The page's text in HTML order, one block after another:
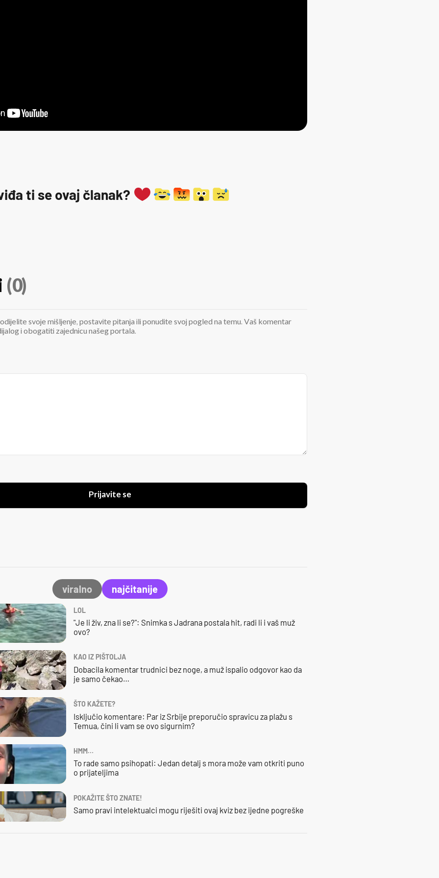
ti se ovaj članak?
(0)
svoje mišljenje, postavite pitanja ili ponudite svoj pogled na temu. Vaš komentar
i obogatiti zajednicu našeg portala.
Prijavite se
viralno najčitanije
LOL
"Je li živ, zna li se?": Snimka s Jadrana postala hit, radi li i vaš muž
ovo?
KAO IZ PIŠTOLJA
Dobacila komentar trudnici bez noge, a muž ispalio odgovor kao da
je samo čekao…
ŠTO KAŽETE?
Isključio komentare: Par iz Srbije preporučio spravicu za plažu s
Temua, čini li vam se ovo sigurnim?
HMM…
To rade samo psihopati: Jedan detalj s mora može vam otkriti puno
o prijateljima
POKAŽITE ŠTO ZNATE!
Samo pravi intelektualci mogu riješiti ovaj kviz bez ijedne pogreške